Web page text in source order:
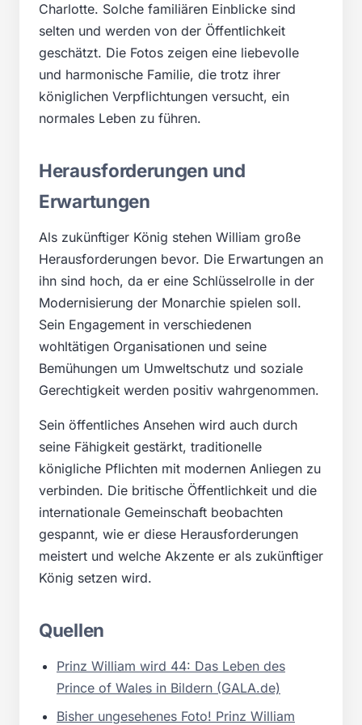
Charlotte. Solche familiären Einblicke sind
selten und werden von der Öffentlichkeit
geschätzt. Die Fotos zeigen eine liebevolle
und harmonische Familie, die trotz ihrer
königlichen Verpflichtungen versucht, ein
normales Leben zu führen.
Herausforderungen und
Erwartungen
Als zukünftiger König stehen William große
Herausforderungen bevor. Die Erwartungen an
ihn sind hoch, da er eine Schlüsselrolle in der
Modernisierung der Monarchie spielen soll.
Sein Engagement in verschiedenen
wohltätigen Organisationen und seine
Bemühungen um Umweltschutz und soziale
Gerechtigkeit werden positiv wahrgenommen.
Sein öffentliches Ansehen wird auch durch
seine Fähigkeit gestärkt, traditionelle
königliche Pflichten mit modernen Anliegen zu
verbinden. Die britische Öffentlichkeit und die
internationale Gemeinschaft beobachten
gespannt, wie er diese Herausforderungen
meistert und welche Akzente er als zukünftiger
König setzen wird.
Quellen
Prinz William wird 44: Das Leben des
Prince of Wales in Bildern (GALA.de)
Bisher ungesehenes Foto! Prinz William